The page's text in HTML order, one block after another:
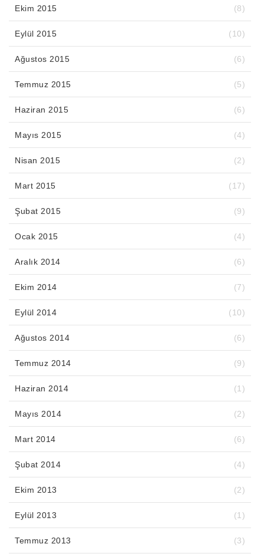
Ekim 2015 (8)
Eylül 2015 (10)
Ağustos 2015 (6)
Temmuz 2015 (5)
Haziran 2015 (6)
Mayıs 2015 (4)
Nisan 2015 (2)
Mart 2015 (17)
Şubat 2015 (9)
Ocak 2015 (4)
Aralık 2014 (6)
Ekim 2014 (7)
Eylül 2014 (10)
Ağustos 2014 (6)
Temmuz 2014 (9)
Haziran 2014 (1)
Mayıs 2014 (2)
Mart 2014 (6)
Şubat 2014 (4)
Ekim 2013 (2)
Eylül 2013 (1)
Temmuz 2013 (3)